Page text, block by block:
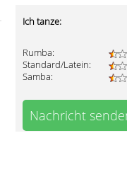
Ich tanze:
Rumba:
Standard/Latein:
Samba:
Nachricht